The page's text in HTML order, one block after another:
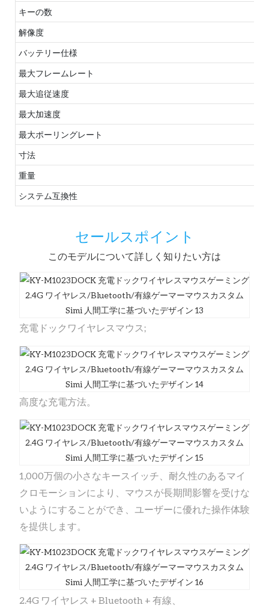
キーの数
解像度
バッテリー仕様
最大フレームレート
最大追従速度
最大加速度
最大ポーリングレート
寸法
重量
システム互換性
セールスポイント
このモデルについて詳しく知りたい方は
充電ドックワイヤレスマウス;
高度な充電方法。
1,000万個の小さなキースイッチ、耐久性のあるマイ
クロモーションにより、マウスが長期間影響を受けな
いようにすることができ、ユーザーに優れた操作体験
を提供します。
2.4G ワイヤレス + Bluetooth + 有線、